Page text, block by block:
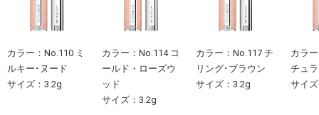
カラー：No.110 ミ
ルキー･ヌード
サイズ：3.2g
カラー：No.114 コ
ールド・ローズウ
ッド
サイズ：3.2g
カラー：No.117 チ
リング･ブラウン
サイズ：3.2g
カラ
チュ
サイ